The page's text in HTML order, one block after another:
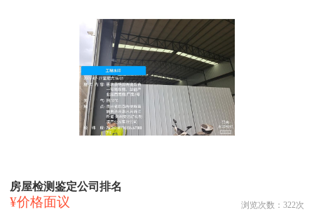
房屋检测鉴定公司排名
¥价格面议 浏览次数： 322次